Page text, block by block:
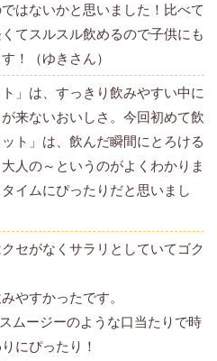
はないかと思いました！比べて
てスルスル飲めるので子供にも
！（ゆきさん）
」は、すっきり飲みやすい中に
来ないおいしさ。今回初めて飲
ト」は、飲んだ瞬間にとろける
人の～というのがよくわかりま
イムにぴったりだと思いまし
セがなくサラリとしていてゴク
やすかったです。
ムージーのような口当たりで時
にぴったり！